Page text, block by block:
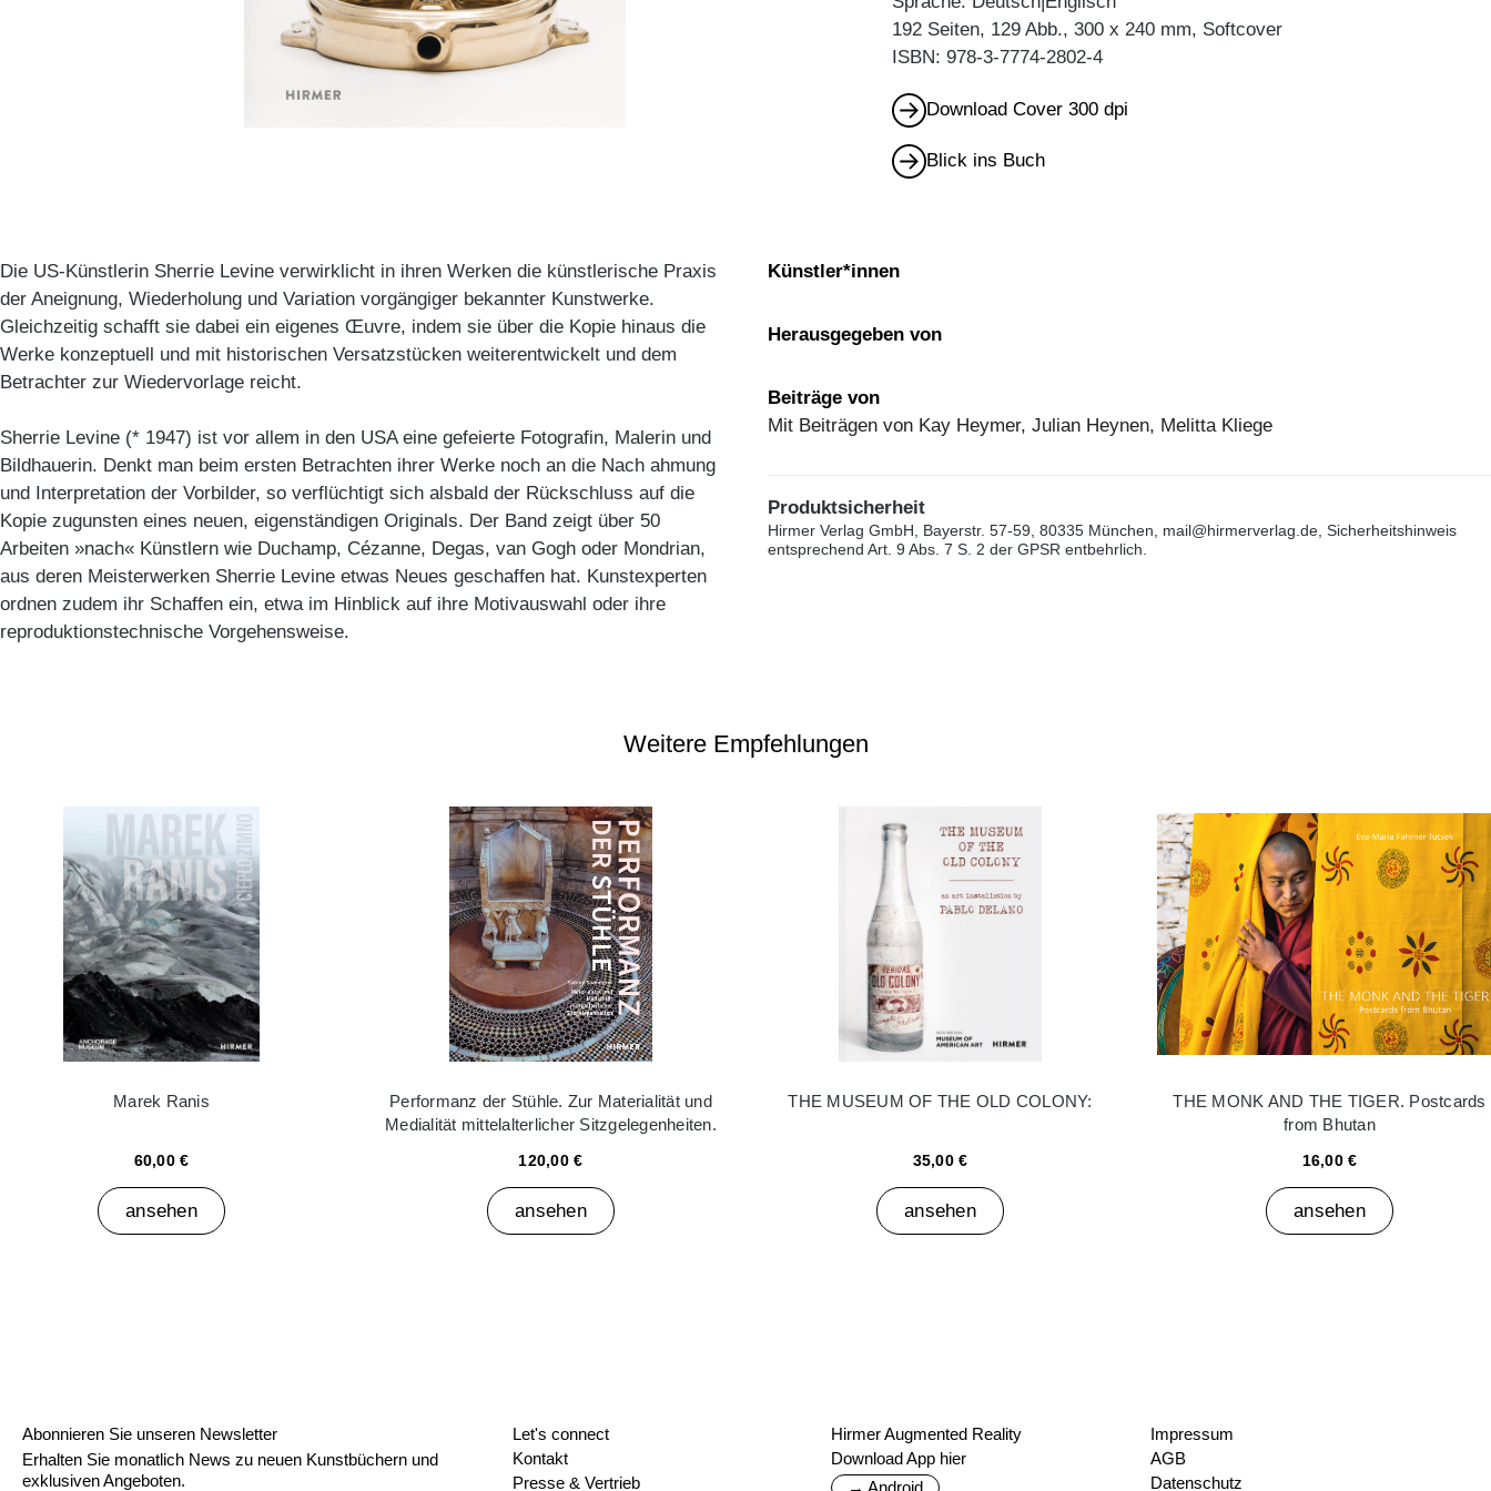
192 Seiten, 129 Abb., 300 x 240 mm, Softcover
ISBN: 978-3-7774-2802-4
Download Cover 300 dpi
Blick ins Buch
Die US-Künstlerin Sherrie Levine verwirklicht in ihren Werken die künstlerische Praxis
der Aneignung, Wiederholung und Variation vorgängiger bekannter Kunstwerke.
Gleichzeitig schafft sie dabei ein eigenes Œuvre, indem sie über die Kopie hinaus die
Werke konzeptuell und mit historischen Versatzstücken weiterentwickelt und dem
Betrachter zur Wiedervorlage reicht.
Sherrie Levine (* 1947) ist vor allem in den USA eine gefeierte Fotografin, Malerin und
Bildhauerin. Denkt man beim ersten Betrachten ihrer Werke noch an die Nach ahmung
und Interpretation der Vorbilder, so verflüchtigt sich alsbald der Rückschluss auf die
Kopie zugunsten eines neuen, eigenständigen Originals. Der Band zeigt über 50
Arbeiten »nach« Künstlern wie Duchamp, Cézanne, Degas, van Gogh oder Mondrian,
aus deren Meisterwerken Sherrie Levine etwas Neues geschaffen hat. Kunstexperten
ordnen zudem ihr Schaffen ein, etwa im Hinblick auf ihre Motivauswahl oder ihre
reproduktionstechnische Vorgehensweise.
Künstler*innen
Herausgegeben von
Beiträge von
Mit Beiträgen von Kay Heymer, Julian Heynen, Melitta Kliege
Produktsicherheit
Hirmer Verlag GmbH, Bayerstr. 57-59, 80335 München, mail@hirmerverlag.de, Sicherheitshinweis
entsprechend Art. 9 Abs. 7 S. 2 der GPSR entbehrlich.
Weitere Empfehlungen
Marek Ranis
60,00 €
ansehen
Performanz der Stühle. Zur Materialität und
Medialität mittelalterlicher Sitzgelegenheiten.
120,00 €
ansehen
THE MUSEUM OF THE OLD COLONY:
35,00 €
ansehen
THE MONK AND THE TIGER. Postcards
from Bhutan
16,00 €
ansehen
Abonnieren Sie unseren Newsletter
Erhalten Sie monatlich News zu neuen Kunstbüchern und
exklusiven Angeboten.
Let's connect
Kontakt
Presse & Vertrieb
Hirmer Augmented Reality
Download App hier
Impressum
AGB
Datenschutz